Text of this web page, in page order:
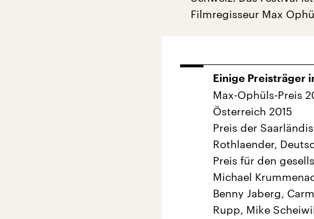
Filmregisseur Max
Einige Preisträger
Max-Ophüls-Preis
Österreich 2015
Preis der
Rothlaender,
Preis für den
Michael
Benny Jaberg,
Rupp, Mike